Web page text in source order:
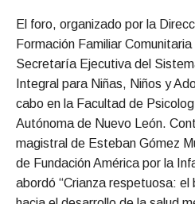
El foro, organizado por la
Formación Familiar
Secretaría Ejecutiva del
Integral para Niñas, Niños y
cabo en la Facultad de
Autónoma de Nuevo León.
magistral de Esteban Gómez
de Fundación América por la
abordó “Crianza respetuosa: